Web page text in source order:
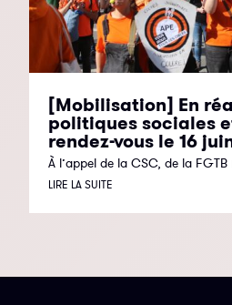
[Mobilisation] En
politiques sociales
rendez-vous le 16
À l’appel de la CSC, de la FGTB
LIRE LA SUITE